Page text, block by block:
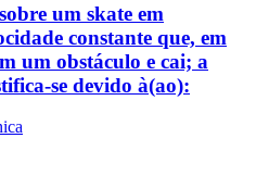
um skate em
constante que, em
um obstáculo e cai; a
se devido à(ao):